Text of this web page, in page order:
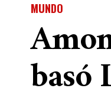
MUNDO
basó